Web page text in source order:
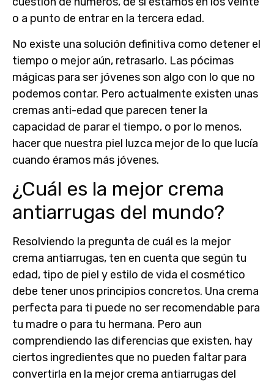
o a punto de entrar en la tercera edad.
No existe una solución definitiva como detener el
tiempo o mejor aún, retrasarlo. Las pócimas
mágicas para ser jóvenes son algo con lo que no
podemos contar. Pero actualmente existen unas
cremas anti-edad que parecen tener la
capacidad de parar el tiempo, o por lo menos,
hacer que nuestra piel luzca mejor de lo que lucía
cuando éramos más jóvenes.
¿Cuál es la mejor crema
antiarrugas del mundo?
Resolviendo la pregunta de cuál es la mejor
crema antiarrugas, ten en cuenta que según tu
edad, tipo de piel y estilo de vida el cosmético
debe tener unos principios concretos. Una crema
perfecta para ti puede no ser recomendable para
tu madre o para tu hermana. Pero aun
comprendiendo las diferencias que existen, hay
ciertos ingredientes que no pueden faltar para
convertirla en la mejor crema antiarrugas del